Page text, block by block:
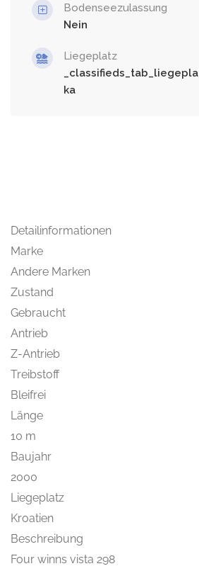
Bodenseezulassung
Nein
Liegeplatz
ka
Detailinformationen
Marke
Andere Marken
Zustand
Gebraucht
Antrieb
Z-Antrieb
Treibstoff
Bleifrei
Länge
10 m
Baujahr
2000
Liegeplatz
Kroatien
Beschreibung
Four winns vista 298